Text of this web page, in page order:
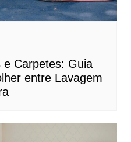
e Carpetes: Guia
entre Lavagem